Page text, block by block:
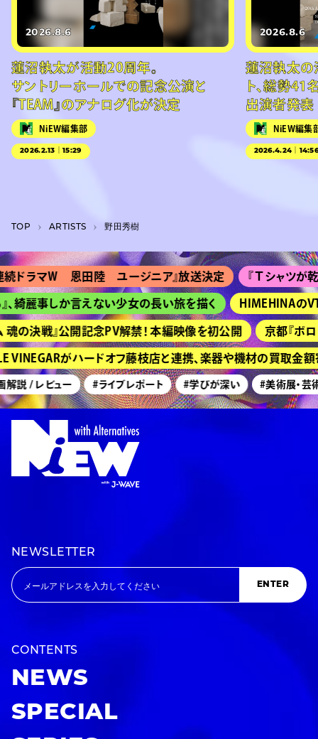
2026.8.6
蓮沼執太が活動20周年。
サントリーホールでの記念公演と
『TEAM』のアナログ化が決定
NiEW編集部
2026.2.13｜15:29
2026.8.6
蓮沼執太の
ト、総勢41
出演者発表
NiEW編集
2026.4.24｜
TOP A­R­T­I­S­T­S 野田秀樹
ドラマＷ 恩田陸 ユージニア』放送決定 『Ｔシャツが乾
綺麗事しか言えない少女の長い旅を描く HIMEHINAの
決戦』公開記念PV解禁！ 本編映像を初公開 京都『ボロ
がハードオフ藤枝店と連携、楽器や機材の買取金額
説 / レビュー #ライブレポート #学びが深い #美術展・芸術
NEWSLETTER
ENTER
CONTENTS
NEWS
SPECIAL